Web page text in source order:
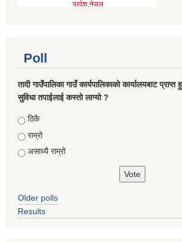
Poll
तादी गाउँपालिका गाउँ कार्यपालिकाको कार्यालयबाट
सुविधा तपाईलाई कस्तो लाग्यो ?
Choices
ठिकै
राम्रो
असाध्यै राम्रो
Older polls
Results